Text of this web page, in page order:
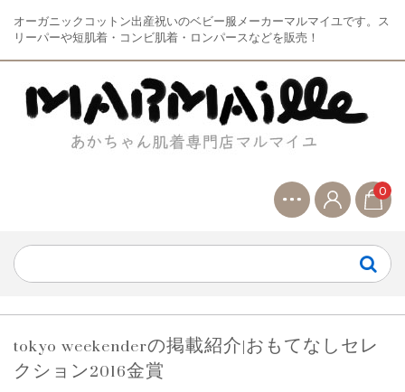
オーガニックコットン出産祝いのベビー服メーカーマルマイユです。ス
リーパーや短肌着・コンビ肌着・ロンパースなどを販売！
0
tokyo weekenderの掲載紹介|おもてなしセレ
クション2016金賞